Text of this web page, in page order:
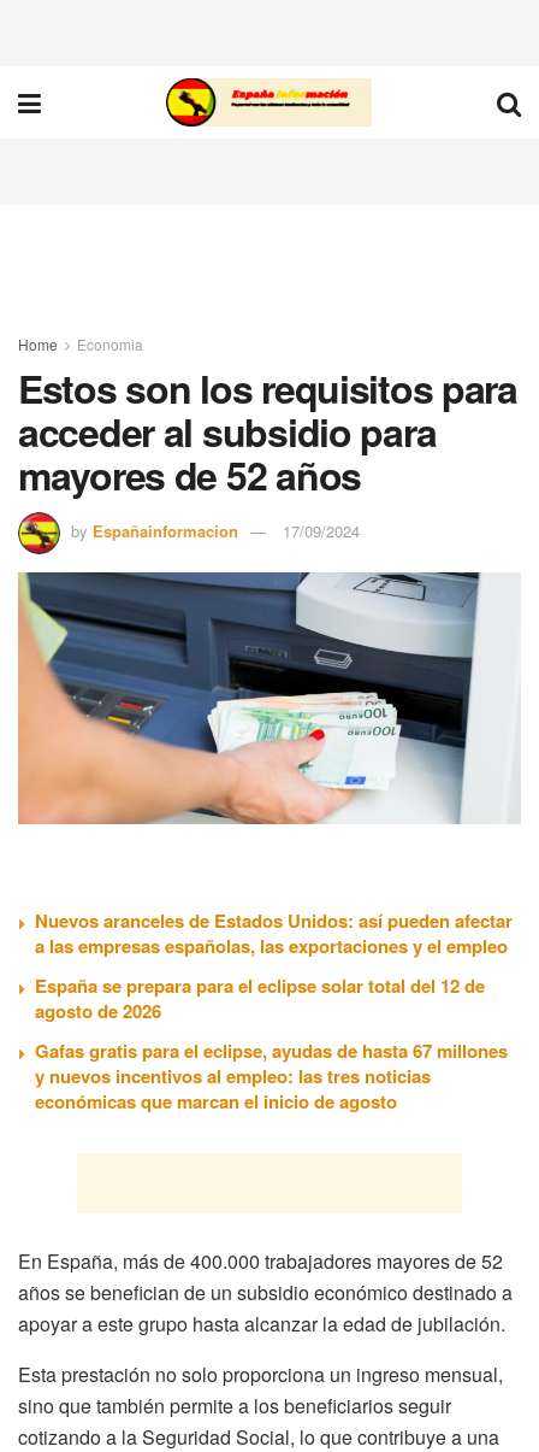
Home Economia
Estos son los requisitos para
acceder al subsidio para
mayores de 52 años
by Españainformacion 17/09/2024
Nuevos aranceles de Estados Unidos: así pueden afectar
a las empresas españolas, las exportaciones y el empleo
España se prepara para el eclipse solar total del 12 de
agosto de 2026
Gafas gratis para el eclipse, ayudas de hasta 67 millones
y nuevos incentivos al empleo: las tres noticias
económicas que marcan el inicio de agosto
En España, más de 400.000 trabajadores mayores de 52
años se benefician de un subsidio económico destinado a
apoyar a este grupo hasta alcanzar la edad de jubilación.
Esta prestación no solo proporciona un ingreso mensual,
sino que también permite a los beneficiarios seguir
cotizando a la Seguridad Social, lo que contribuye a una